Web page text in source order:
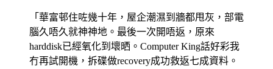
「 華富邨住咗幾十年，屋企潮濕到牆都甩灰，部電
腦久唔久就神神地。最後一次開唔返，原來
harddisk已經氧化到壞晒。Computer King話好彩我
冇再試開機，拆碟做recovery成功救返七成資料。